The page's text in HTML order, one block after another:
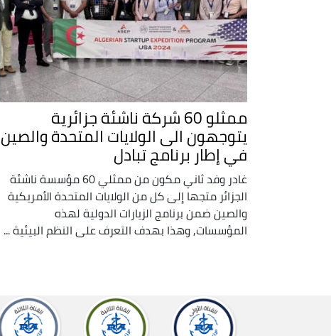
ممثلو 60 شركة ناشئة جزائرية
يتوجهون الى الولايات المتحدة والصين
في إطار برنامج تبادل
غادر وفد ثاني مكون من ممثلي 60 مؤسسة ناشئة
الجزائر متجها إلى كل من الولايات المتحدة الأمريكية
والصين ضمن برنامج الزيارات الدولية لهذه
المؤسسات, وهذا بهدف التعرف على النظم البيئية ...